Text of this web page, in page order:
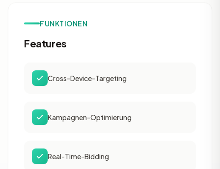
FUNKTIONEN
Features
Cross-Device-Targeting
Kampagnen-Optimierung
Real-Time-Bidding